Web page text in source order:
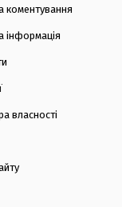
коментування
інформація
власності